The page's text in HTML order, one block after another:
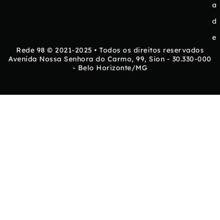
a
d
e
Rede 98 © 2021-2025 • Todos os direitos reservados
Avenida Nossa Senhora do Carmo, 99, Sion - 30.330-000
- Belo Horizonte/MG